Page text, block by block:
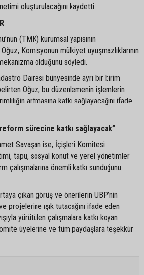
oluşturulacağını kaydetti.
(TMK) kurumsal yapısının
Komisyonun mülkiyet uyuşmazlıklarının
olduğunu söyledi.
Dairesi bünyesinde ayrı bir birim
belirten Oğuz, bu düzenlemenin işlemlerin
artmasına katkı sağlayacağını ifade
sürecine katkı sağlayacak”
Savaşan ise, İçişleri Komitesi
tapu, sosyal konut ve yerel yönetimler
çalışmalarına önemli katkı sunduğunu
çıkan görüş ve önerilerin UBP’nin
projelerine ışık tutacağını ifade eden
yürütülen çalışmalara katkı koyan
üyelerine ve tüm paydaşlara teşekkür